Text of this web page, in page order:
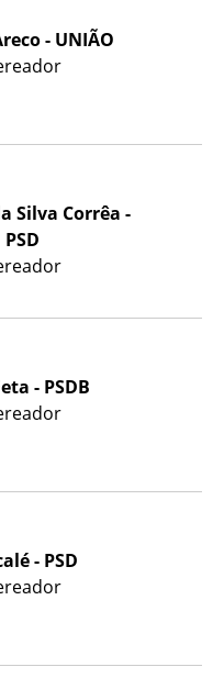
- UNIÃO
Silva Corrêa -
PSD
- PSDB
- PSD